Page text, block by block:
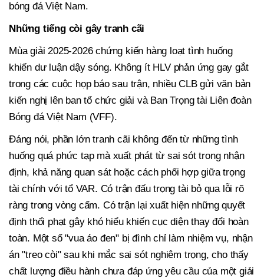
bóng đá Việt Nam.
Những tiếng còi gây tranh cãi
Mùa giải 2025-2026 chứng kiến hàng loạt tình huống
khiến dư luận dậy sóng. Không ít HLV phản ứng gay gắt
trong các cuộc họp báo sau trận, nhiều CLB gửi văn bản
kiến nghị lên ban tổ chức giải và Ban Trọng tài Liên đoàn
Bóng đá Việt Nam (VFF).
Đáng nói, phần lớn tranh cãi không đến từ những tình
huống quá phức tạp mà xuất phát từ sai sót trong nhận
định, khả năng quan sát hoặc cách phối hợp giữa trọng
tài chính với tổ VAR. Có trận đấu trọng tài bỏ qua lỗi rõ
ràng trong vòng cấm. Có trận lại xuất hiện những quyết
định thổi phạt gây khó hiểu khiến cục diện thay đổi hoàn
toàn. Một số "vua áo đen" bị đình chỉ làm nhiệm vụ, nhận
án "treo còi" sau khi mắc sai sót nghiêm trọng, cho thấy
chất lượng điều hành chưa đáp ứng yêu cầu của một giải